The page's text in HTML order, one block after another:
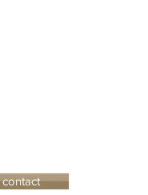
contact